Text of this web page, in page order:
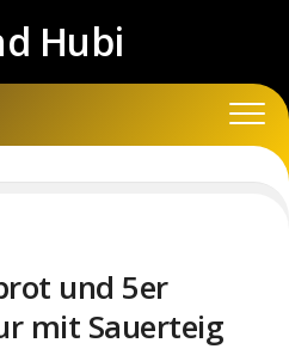
Hubi
und 5er
mit Sauerteig